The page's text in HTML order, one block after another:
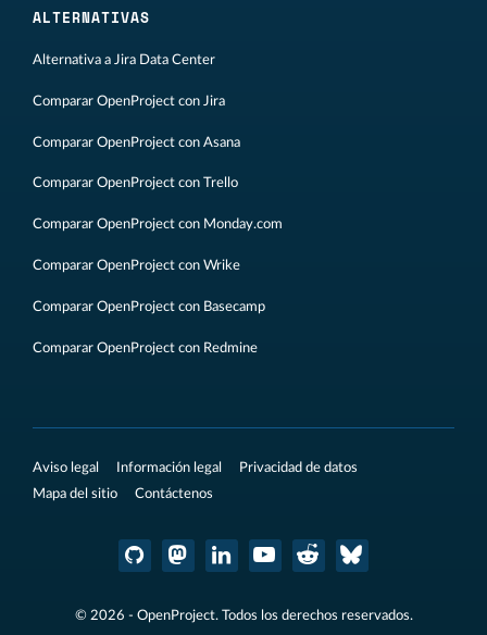
ALTERNATIVAS
Alternativa a Jira Data Center
Comparar OpenProject con Jira
Comparar OpenProject con Asana
Comparar OpenProject con Trello
Comparar OpenProject con Monday.com
Comparar OpenProject con Wrike
Comparar OpenProject con Basecamp
Comparar OpenProject con Redmine
Aviso legal Información legal
Privacidad de datos
Mapa del sitio
Contáctenos
© 2026 - OpenProject. Todos los derechos reservados.